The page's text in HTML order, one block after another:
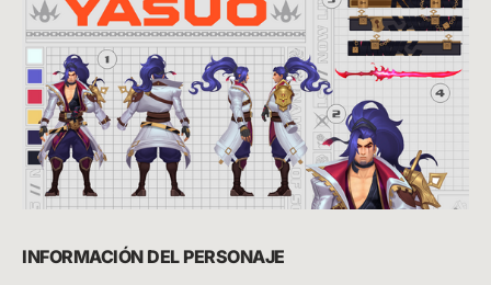
INFORMACIÓN DEL PERSONAJE